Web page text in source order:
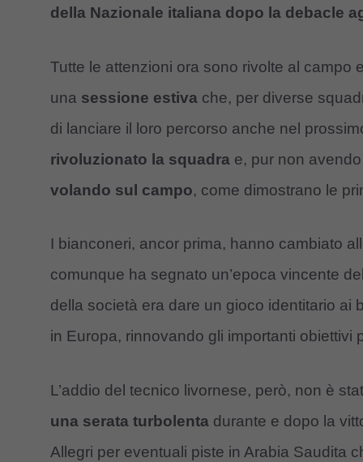
della Nazionale italiana dopo la debacle
Tutte le attenzioni ora sono rivolte al campo
una sessione estiva che, per diverse
di lanciare il loro percorso anche nel
rivoluzionato la squadra e, pur non
volando sul campo, come dimostrano le
I bianconeri, ancor prima, hanno cambiato
comunque ha segnato un’epoca vincente
della società era dare un gioco identitario
in Europa, rinnovando gli importanti obiettivi
L’addio del tecnico livornese, però, non è
una serata turbolenta durante e dopo la
Allegri per eventuali piste in Arabia Saudita